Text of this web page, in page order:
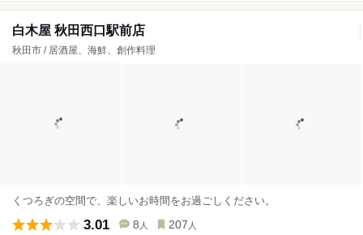
白木屋 秋田西口駅前店
秋田市 / 居酒屋、海鮮、創作料理
くつろぎの空間で、楽しいお時間をお過ごしください。
3.01 8 人 207 人